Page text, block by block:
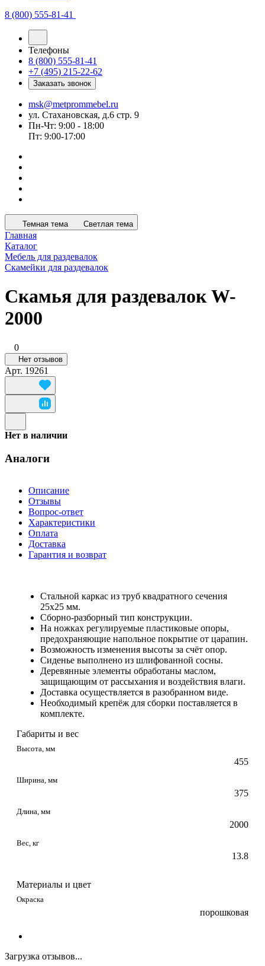
8 (800) 555-81-41
Телефоны
8 (800) 555-81-41
+7 (495) 215-22-62
Заказать звонок
msk@metprommebel.ru
ул. Стахановская, д.6 стр. 9
Пн-Чт: 9:00 - 18:00
Пт: 9:00-17:00
Темная тема Светлая тема
Главная
Каталог
Мебель для раздевалок
Скамейки для раздевалок
Скамья для раздевалок W-
2000
0
Нет отзывов
Арт. 19261
Нет в наличии
Аналоги
Описание
Отзывы
Вопрос-ответ
Характеристики
Оплата
Доставка
Гарантия и возврат
Стальной каркас из труб квадратного сечения
25х25 мм.
Сборно-разборный тип конструкции.
На ножках регулируемые пластиковые опоры,
предохраняющие напольное покрытие от царапин.
Возможность изменения высоты за счёт опор.
Сиденье выполнено из шлифованной сосны.
Деревянные элементы обработаны маслом,
защищающим от рассыхания и воздействия влаги.
Доставка осуществляется в разобранном виде.
Необходимый крепёж для сборки поставляется в
комплекте.
Габариты и вес
Высота, мм
455
Ширина, мм
375
Длина, мм
2000
Вес, кг
13.8
Материалы и цвет
Окраска
порошковая
Загрузка отзывов...